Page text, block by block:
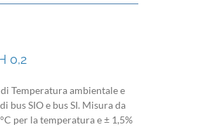
0,2
di Temperatura ambientale e
SIO e bus SI. Misura da
per la temperatura e ± 1,5%